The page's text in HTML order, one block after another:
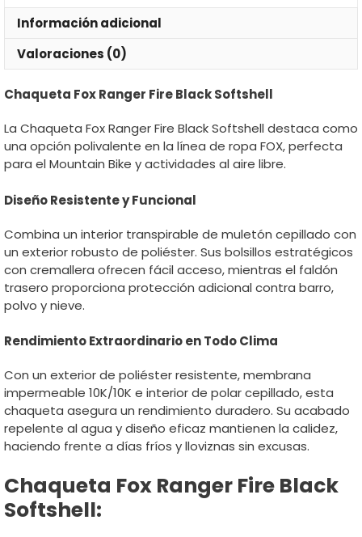
Información adicional
Valoraciones (0)
Chaqueta Fox Ranger Fire Black Softshell
La Chaqueta Fox Ranger Fire Black Softshell destaca como
una opción polivalente en la línea de ropa FOX, perfecta
para el Mountain Bike y actividades al aire libre.
Diseño Resistente y Funcional
Combina un interior transpirable de muletón cepillado con
un exterior robusto de poliéster. Sus bolsillos estratégicos
con cremallera ofrecen fácil acceso, mientras el faldón
trasero proporciona protección adicional contra barro,
polvo y nieve.
Rendimiento Extraordinario en Todo Clima
Con un exterior de poliéster resistente, membrana
impermeable 10K/10K e interior de polar cepillado, esta
chaqueta asegura un rendimiento duradero. Su acabado
repelente al agua y diseño eficaz mantienen la calidez,
haciendo frente a días fríos y lloviznas sin excusas.
Chaqueta Fox Ranger Fire Black
Softshell: